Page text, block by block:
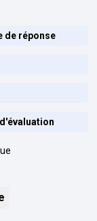
de réponse
d'évaluation